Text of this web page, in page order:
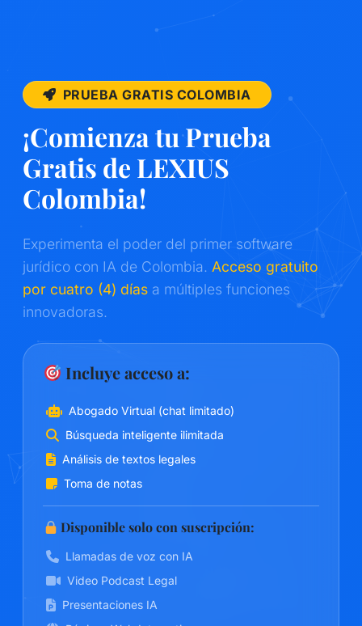
PRUEBA GRATIS COLOMBIA
¡Comienza tu Prueba
Gratis de LEXIUS
Colombia!
Experimenta el poder del primer software
jurídico con IA de Colombia. Acceso gratuito
por cuatro (4) días a múltiples funciones
innovadoras.
Incluye acceso a:
Abogado Virtual (chat limitado)
Búsqueda inteligente ilimitada
Análisis de textos legales
Toma de notas
Disponible solo con suscripción:
Llamadas de voz con IA
Video Podcast Legal
Presentaciones IA